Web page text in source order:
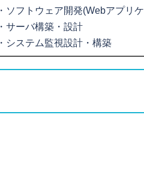
・ソフトウェア開発(Webアプリ
・サーバ構築・設計
・システム監視設計・構築